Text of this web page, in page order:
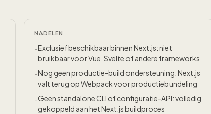
NADELEN
-Exclusief beschikbaar binnen Next.js: niet
bruikbaar voor Vue, Svelte of andere frameworks
-Nog geen productie-build ondersteuning: Next.js
valt terug op Webpack voor productiebundeling
-Geen standalone CLI of configuratie-API: volledig
gekoppeld aan het Next.js buildproces